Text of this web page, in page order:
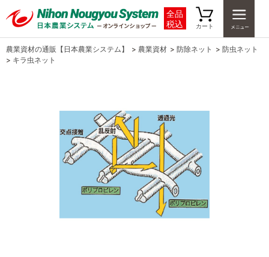
全品
税込
カート
農業資材の通販【日本農業システム】 > 農業資材 > 防除ネット > 防虫ネット
> キラ虫ネット